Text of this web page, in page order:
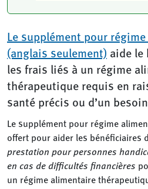
Le supplément pour
(anglais seulement) aide le
les frais liés à un régime
thérapeutique requis en
santé précis ou d’un
Le supplément pour régime
offert pour aider les bénéficiaires
prestation pour personnes
en cas de difficultés financières
un régime alimentaire